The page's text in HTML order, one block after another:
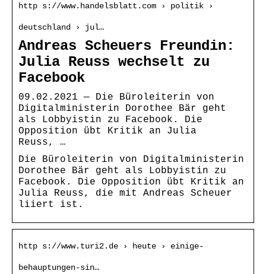
http s://www.handelsblatt.com › politik ›
deutschland › jul…
Andreas Scheuers Freundin:
Julia Reuss wechselt zu
Facebook
09.02.2021 — Die Büroleiterin von
Digitalministerin Dorothee Bär geht
als Lobbyistin zu Facebook. Die
Opposition übt Kritik an Julia
Reuss, …
Die Büroleiterin von Digitalministerin
Dorothee Bär geht als Lobbyistin zu
Facebook. Die Opposition übt Kritik an
Julia Reuss, die mit Andreas Scheuer
liiert ist.
http s://www.turi2.de › heute › einige-
behauptungen-sin…